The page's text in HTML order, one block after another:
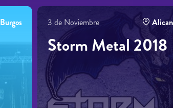
Burgos 3 de Noviembre
Storm Metal 2018